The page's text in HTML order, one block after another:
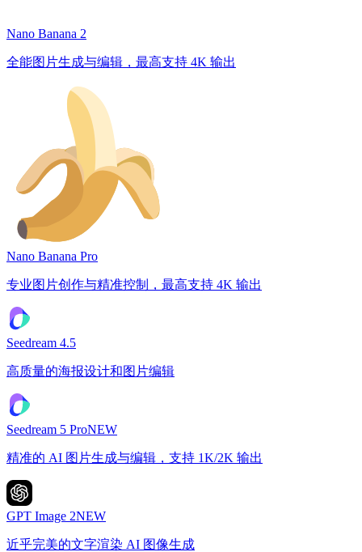
Nano Banana 2
全能图片生成与编辑，最高支持 4K 输出
Nano Banana Pro
专业图片创作与精准控制，最高支持 4K 输出
Seedream 4.5
高质量的海报设计和图片编辑
Seedream 5 ProNEW
精准的 AI 图片生成与编辑，支持 1K/2K 输出
GPT Image 2NEW
近乎完美的文字渲染 AI 图像生成